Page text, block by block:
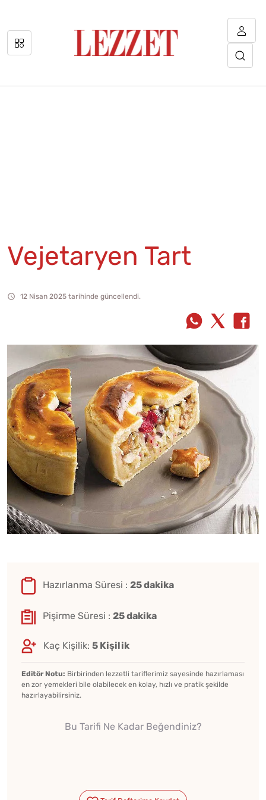
Vejetaryen Tart
12 Nisan 2025 tarihinde güncellendi.
Hazırlanma Süresi : 25 dakika
Pişirme Süresi : 25 dakika
Kaç Kişilik: 5 Kişilik
Editör Notu: Birbirinden lezzetli tariflerimiz sayesinde hazırlaması
en zor yemekleri bile olabilecek en kolay, hızlı ve pratik şekilde
hazırlayabilirsiniz.
Bu Tarifi Ne Kadar Beğendiniz?